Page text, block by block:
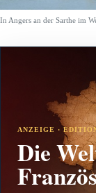
In Angers an der Sarthe im
ANZEIGE ·
Die